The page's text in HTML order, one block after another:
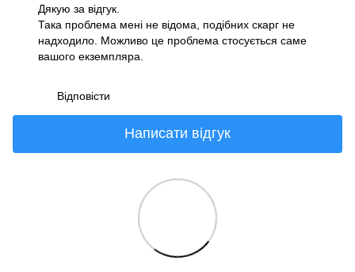
Дякую за відгук.
Така проблема мені не відома, подібних скарг не
надходило. Можливо це проблема стосується саме
вашого екземпляра.
Відповісти
Написати відгук